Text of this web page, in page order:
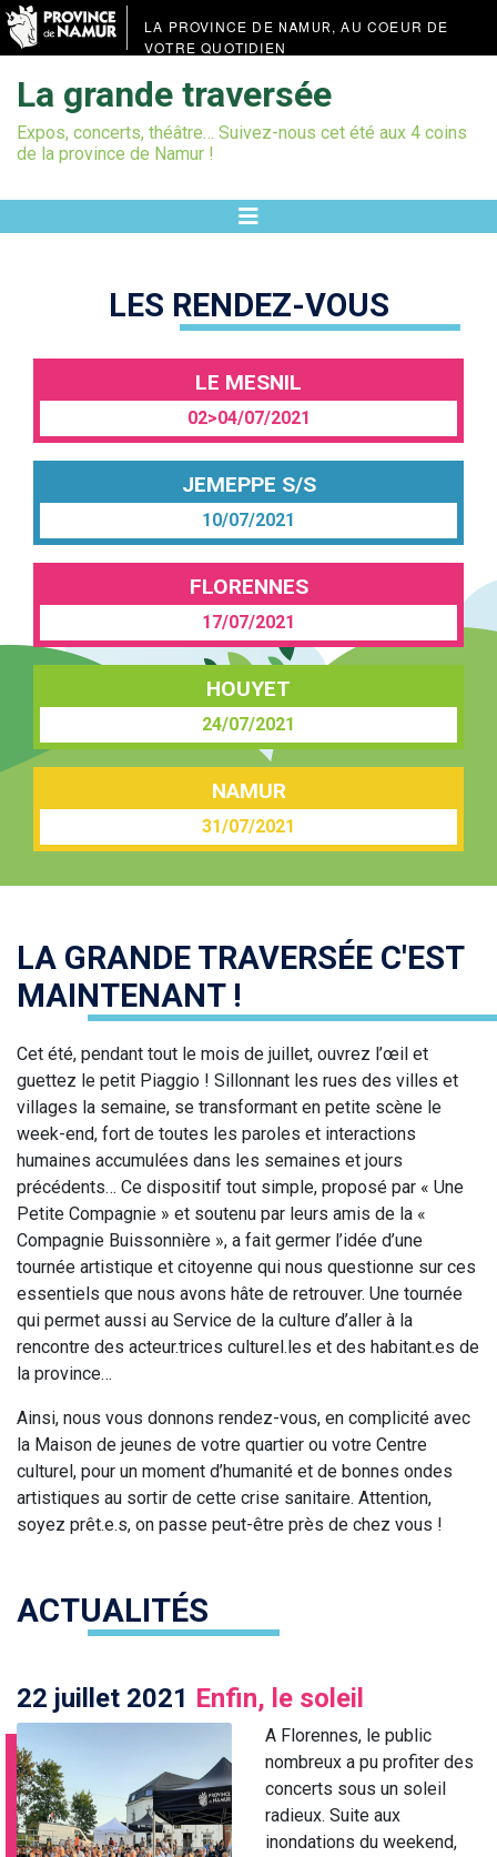
LA PROVINCE DE NAMUR, AU COEUR DE
VOTRE QUOTIDIEN
La grande traversée
Expos, concerts, théâtre… Suivez-nous cet été aux 4 coins
de la province de Namur !
LES RENDEZ-VOUS
LE MESNIL
02>04/07/2021
JEMEPPE S/S
10/07/2021
FLORENNES
17/07/2021
HOUYET
24/07/2021
NAMUR
31/07/2021
LA GRANDE TRAVERSÉE C'EST
MAINTENANT !
Cet été, pendant tout le mois de juillet, ouvrez l’œil et
guettez le petit Piaggio ! Sillonnant les rues des villes et
villages la semaine, se transformant en petite scène le
week-end, fort de toutes les paroles et interactions
humaines accumulées dans les semaines et jours
précédents… Ce dispositif tout simple, proposé par « Une
Petite Compagnie » et soutenu par leurs amis de la «
Compagnie Buissonnière », a fait germer l’idée d’une
tournée artistique et citoyenne qui nous questionne sur ces
essentiels que nous avons hâte de retrouver. Une tournée
qui permet aussi au Service de la culture d’aller à la
rencontre des acteur.trices culturel.les et des habitant.es de
la province…
Ainsi, nous vous donnons rendez-vous, en complicité avec
la Maison de jeunes de votre quartier ou votre Centre
culturel, pour un moment d’humanité et de bonnes ondes
artistiques au sortir de cette crise sanitaire. Attention,
soyez prêt.e.s, on passe peut-être près de chez vous !
ACTUALITÉS
22 juillet 2021 Enfin, le soleil
A Florennes, le public
nombreux a pu profiter des
concerts sous un soleil
radieux. Suite aux
inondations du weekend,